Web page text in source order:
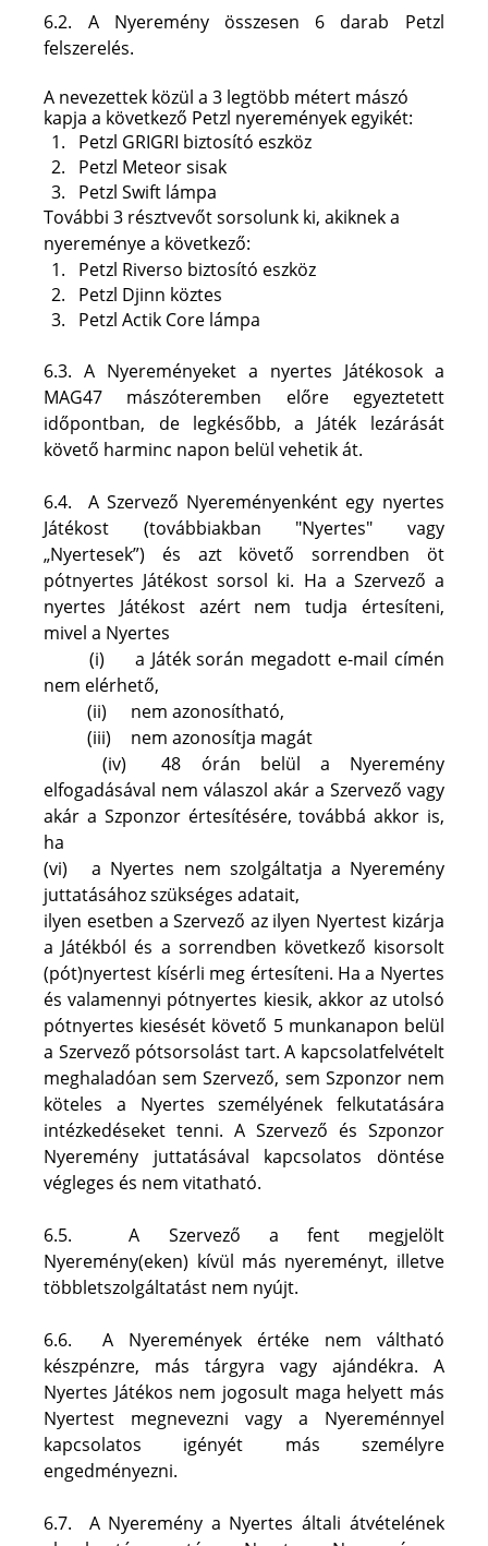
6.2. A Nyeremény összesen 6 darab Petzl
felszerelés.
A nevezettek közül a 3 legtöbb métert mászó
kapja a következő Petzl nyeremények egyikét:
Petzl GRIGRI biztosító eszköz
Petzl Meteor sisak
Petzl Swift lámpa
További 3 résztvevőt sorsolunk ki, akiknek a
nyereménye a következő:
Petzl Riverso biztosító eszköz
Petzl Djinn köztes
Petzl Actik Core lámpa
6.3. A Nyereményeket a nyertes Játékosok a
MAG47 mászóteremben előre egyeztetett
időpontban, de legkésőbb, a Játék lezárását
követő harminc napon belül vehetik át.
6.4.  A Szervező Nyereményenként egy nyertes
Játékost (továbbiakban "Nyertes" vagy
„Nyertesek”) és azt követő sorrendben öt
pótnyertes Játékost sorsol ki. Ha a Szervező a
nyertes Játékost azért nem tudja értesíteni,
mivel a Nyertes
	(i)	a Játék során megadott e-mail címén
nem elérhető,
	(ii)	nem azonosítható,
	(iii)	nem azonosítja magát
	(iv)	48 órán belül a Nyeremény
elfogadásával nem válaszol akár a Szervező vagy
akár a Szponzor értesítésére, továbbá akkor is,
ha
(vi)	a Nyertes nem szolgáltatja a Nyeremény
juttatásához szükséges adatait,
ilyen esetben a Szervező az ilyen Nyertest kizárja
a Játékból és a sorrendben következő kisorsolt
(pót)nyertest kísérli meg értesíteni. Ha a Nyertes
és valamennyi pótnyertes kiesik, akkor az utolsó
pótnyertes kiesését követő 5 munkanapon belül
a Szervező pótsorsolást tart. A kapcsolatfelvételt
meghaladóan sem Szervező, sem Szponzor nem
köteles a Nyertes személyének felkutatására
intézkedéseket tenni. A Szervező és Szponzor
Nyeremény juttatásával kapcsolatos döntése
végleges és nem vitatható.
6.5.  A Szervező a fent megjelölt
Nyeremény(eken) kívül más nyereményt, illetve
többletszolgáltatást nem nyújt.
6.6.  A Nyeremények értéke nem váltható
készpénzre, más tárgyra vagy ajándékra. A
Nyertes Játékos nem jogosult maga helyett más
Nyertest megnevezni vagy a Nyereménnyel
kapcsolatos igényét más személyre
engedményezni.
6.7.  A Nyeremény a Nyertes általi átvételének